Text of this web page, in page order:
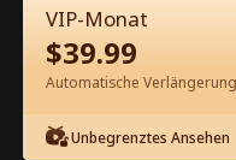
VIP-Monat
$39.99
Automatische
Unbegrenztes Ansehen